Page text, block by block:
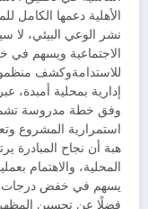
الأهلية دعمها الكامل
نشر الوعي البيئي، لا
الاجتماعية ويسهم في
إدارية بمحلية أمبدة،
وفق خطة مدروسة تشمل
استمرارية المشروع
هبة أن نجاح المبادرة
المحلية، والاهتمام
يسهم في خفض درجات
فضلًا عن تحسين